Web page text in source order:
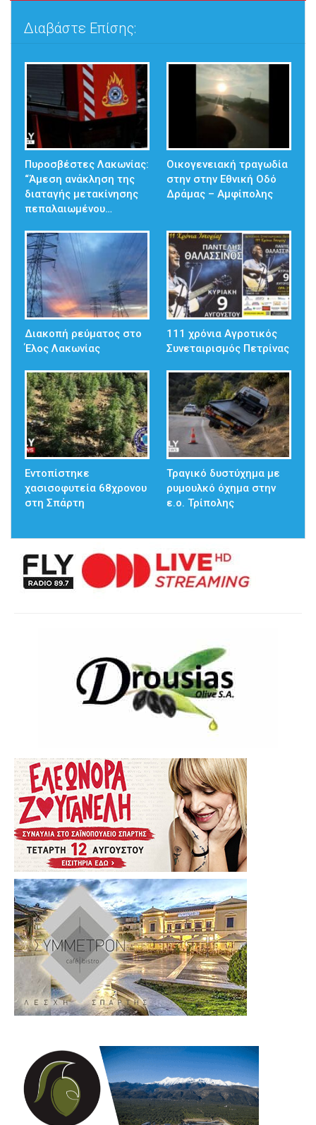
Διαβάστε Επίσης:
Πυροσβέστες Λακωνίας:
“Άμεση ανάκληση της
διαταγής μετακίνησης
πεπαλαιωμένου…
Οικογενειακή τραγωδία
στην στην Εθνική Οδό
Δράμας – Αμφίπολης
Διακοπή ρεύματος στο
Έλος Λακωνίας
111 χρόνια Αγροτικός
Συνεταιρισμός Πετρίνας
Εντοπίστηκε
χασισοφυτεία 68χρονου
στη Σπάρτη
Τραγικό δυστύχημα με
ρυμουλκό όχημα στην
ε.ο. Τρίπολης